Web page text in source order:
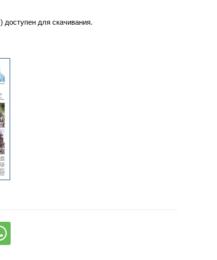
доступен для скачивания.